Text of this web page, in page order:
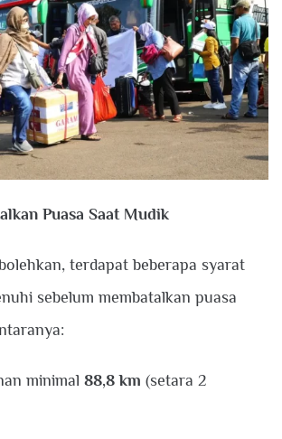
Puasa Saat Mudik
terdapat beberapa syarat
sebelum membatalkan puasa
minimal 88,8 km (setara 2